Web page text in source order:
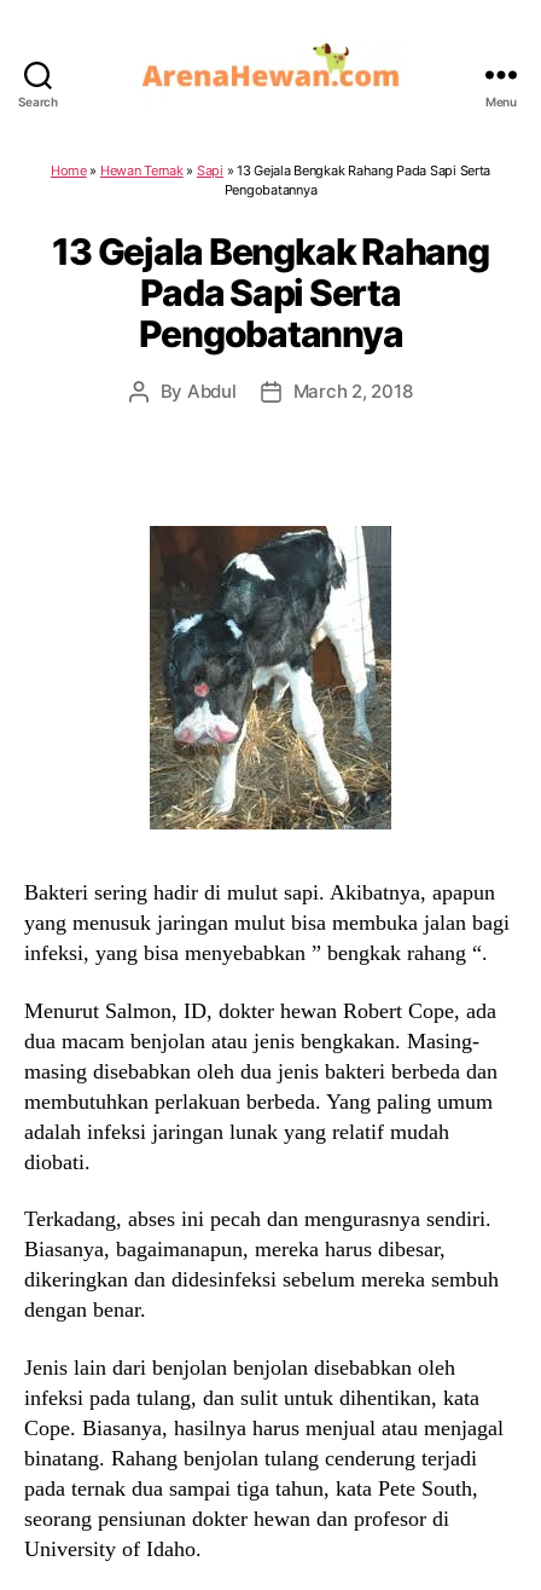
Search Menu
Home» Hewan Ternak» Sapi » 13 Gejala Bengkak Rahang Pada Sapi Serta
Pengobatannya
13 Gejala Bengkak Rahang
Pada Sapi Serta
Pengobatannya
Post
By Abdul
PostMarch 2, 2018
Bakteri sering hadir di mulut sapi. Akibatnya, apapun
yang menusuk jaringan mulut bisa membuka jalan bagi
infeksi, yang bisa menyebabkan ” bengkak rahang “.
Menurut Salmon, ID, dokter hewan Robert Cope, ada
dua macam benjolan atau jenis bengkakan. Masing-
masing disebabkan oleh dua jenis bakteri berbeda dan
membutuhkan perlakuan berbeda. Yang paling umum
adalah infeksi jaringan lunak yang relatif mudah
diobati.
Terkadang, abses ini pecah dan mengurasnya sendiri.
Biasanya, bagaimanapun, mereka harus dibesar,
dikeringkan dan didesinfeksi sebelum mereka sembuh
dengan benar.
Jenis lain dari benjolan benjolan disebabkan oleh
infeksi pada tulang, dan sulit untuk dihentikan, kata
Cope. Biasanya, hasilnya harus menjual atau menjagal
binatang. Rahang benjolan tulang cenderung terjadi
pada ternak dua sampai tiga tahun, kata Pete South,
seorang pensiunan dokter hewan dan profesor di
University of Idaho.